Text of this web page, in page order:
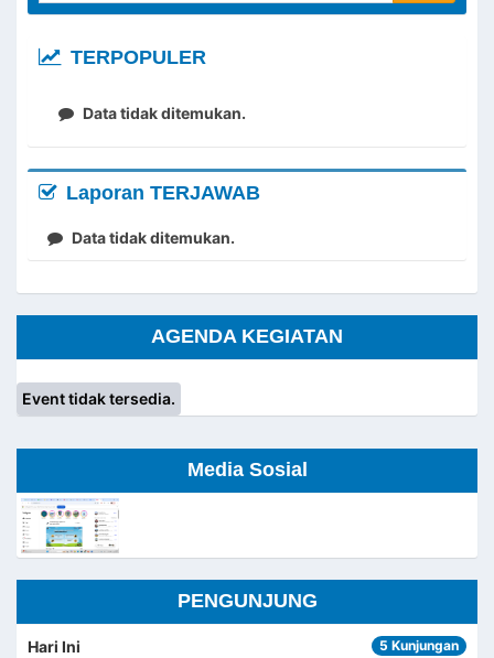
TERPOPULER
Data tidak ditemukan.
Laporan TERJAWAB
Data tidak ditemukan.
AGENDA KEGIATAN
Event tidak tersedia.
Media Sosial
PENGUNJUNG
Hari Ini 5 Kunjungan